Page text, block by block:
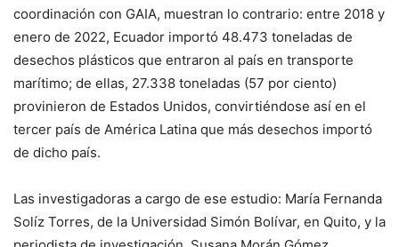
coordinación con GAIA, muestran lo contrario: entre 2018 y
enero de 2022, Ecuador importó 48.473 toneladas de
desechos plásticos que entraron al país en transporte
marítimo; de ellas, 27.338 toneladas (57 por ciento)
provinieron de Estados Unidos, convirtiéndose así en el
tercer país de América Latina que más desechos importó
de dicho país.
Las investigadoras a cargo de ese estudio: María Fernanda
Solíz Torres, de la Universidad Simón Bolívar, en Quito, y la